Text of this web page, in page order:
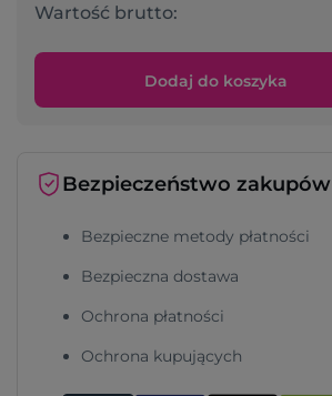
Wartość brutto:
Dodaj do koszyka
Bezpieczeństwo zakupów
Bezpieczne metody płatności
Bezpieczna dostawa
Ochrona płatności
Ochrona kupujących